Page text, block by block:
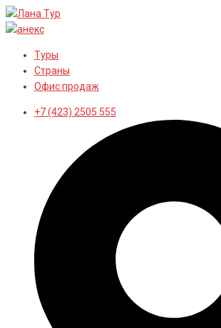
Перейти
к
Туры
Страны
Офис продаж
+7 (423) 2505 555